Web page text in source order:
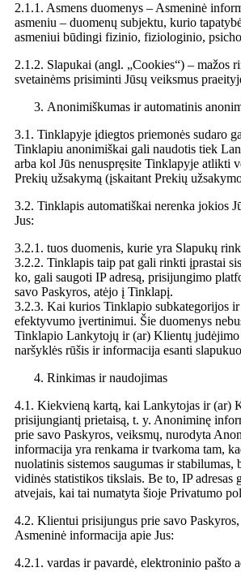
2.1.1. Asmens duomenys – Asmeninė
asmeniu – duomenų subjektu, kurio
asmeniui būdingi fizinio, fiziologinio,
2.1.2. Slapukai (angl. „Cookies“) – mažos
svetainėms prisiminti Jūsų veiksmus
Anonimiškumas ir automatinis
3.1. Tinklapyje įdiegtos priemonės sudaro
Tinklapiu anonimiškai gali naudotis tiek
arba kol Jūs nenuspręsite Tinklapyje atlikti
Prekių užsakymą (įskaitant Prekių
3.2. Tinklapis automatiškai nerenka jokios
Jus:
3.2.1. tuos duomenis, kurie yra Slapukų
3.2.2. Tinklapis taip pat gali rinkti įprastai
ko, gali saugoti IP adresą, prisijungimo
savo Paskyros, atėjo į Tinklapį.
3.2.3. Kai kurios Tinklapio subkategorijos
efektyvumo įvertinimui. Šie duomenys
Tinklapio Lankytojų ir (ar) Klientų
naršyklės rūšis ir informacija esanti
Rinkimas ir naudojimas
4.1. Kiekvieną kartą, kai Lankytojas ir (ar)
prisijungiantį prietaisą, t. y. Anoniminę
prie savo Paskyros, veiksmų, nurodyta
informacija yra renkama ir tvarkoma tam,
nuolatinis sistemos saugumas ir
vidinės statistikos tikslais. Be to, IP
atvejais, kai tai numatyta šioje Privatumo
4.2. Klientui prisijungus prie savo
Asmeninė informacija apie Jus:
4.2.1. vardas ir pavardė, elektroninio pašto